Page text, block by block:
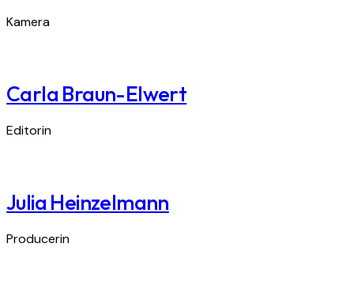
Kamera
Carla Braun-Elwert
Editorin
Julia Heinzelmann
Producerin